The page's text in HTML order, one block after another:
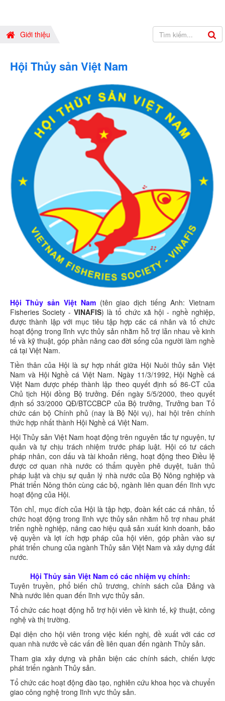
Giới thiệu
Hội Thủy sản Việt Nam
Hội Thủy sản Việt Nam(tên giao dịch tiếng Anh: Vietnam
Fisheries Society -VINAFIS) là tổ chức xã hội - nghề nghiệp,
được thành lập với mục tiêu tập hợp các cá nhân và tổ chức
hoạt động trong lĩnh vực thủy sản nhằm hỗ trợ lẫn nhau về kinh
tế và kỹ thuật, góp phần nâng cao đời sống của người làm nghề
cá tại Việt Nam.
Tiền thân của Hội là sự hợp nhất giữa Hội Nuôi thủy sản Việt
Nam và Hội Nghề cá Việt Nam. Ngày 11/3/1992, Hội Nghề cá
Việt Nam được phép thành lập theo quyết định số 86-CT của
Chủ tịch Hội đồng Bộ trưởng. Đến ngày 5/5/2000, theo quyết
định số 33/2000 QĐ/BTCCBCP của Bộ trưởng, Trưởng ban Tổ
chức cán bộ Chính phủ (nay là Bộ Nội vụ), hai hội trên chính
thức hợp nhất thành Hội Nghề cá Việt Nam.
Hội Thủy sản Việt Nam hoạt động trên nguyên tắc tự nguyện, tự
quản và tự chịu trách nhiệm trước pháp luật. Hội có tư cách
pháp nhân, con dấu và tài khoản riêng, hoạt động theo Điều lệ
được cơ quan nhà nước có thẩm quyền phê duyệt, tuân thủ
pháp luật và chịu sự quản lý nhà nước của Bộ Nông nghiệp và
Phát triển Nông thôn cùng các bộ, ngành liên quan đến lĩnh vực
hoạt động của Hội.
Tôn chỉ, mục đích của Hội là tập hợp, đoàn kết các cá nhân, tổ
chức hoạt động trong lĩnh vực thủy sản nhằm hỗ trợ nhau phát
triển nghề nghiệp, nâng cao hiệu quả sản xuất kinh doanh, bảo
vệ quyền và lợi ích hợp pháp của hội viên, góp phần vào sự
phát triển chung của ngành Thủy sản Việt Nam và xây dựng đất
nước.
Hội Thủy sản Việt Nam có các nhiệm vụ chính:
Tuyên truyền, phổ biến chủ trương, chính sách của Đảng và
Nhà nước liên quan đến lĩnh vực thủy sản.
Tổ chức các hoạt động hỗ trợ hội viên về kinh tế, kỹ thuật, công
nghệ và thị trường.
Đại diện cho hội viên trong việc kiến nghị, đề xuất với các cơ
quan nhà nước về các vấn đề liên quan đến ngành Thủy sản.
Tham gia xây dựng và phản biện các chính sách, chiến lược
phát triển ngành Thủy sản.
Tổ chức các hoạt động đào tạo, nghiên cứu khoa học và chuyển
giao công nghệ trong lĩnh vực thủy sản.